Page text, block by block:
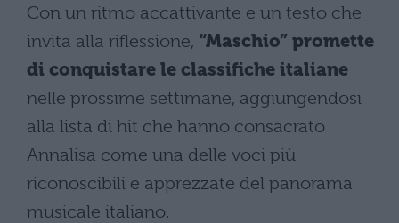
Con un ritmo accattivante e un testo che
invita alla riflessione, “Maschio” promette
di conquistare le classifiche italiane
nelle prossime settimane, aggiungendosi
alla lista di hit che hanno consacrato
Annalisa come una delle voci più
riconoscibili e apprezzate del panorama
musicale italiano.